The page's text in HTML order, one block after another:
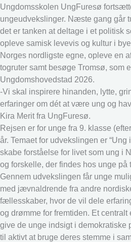
Ungdomsskolen UngFuresø
ungeudvekslinger. Næste gang går
det er tanken at deltage i et politisk
opleve samisk levevis og kultur i
Norges nordligste egne, opleve en
togruter samt besøge Tromsø, som
Ungdomshovedstad 2026.
-Vi skal inspirere hinanden, lytte,
erfaringer om dét at være ung og
Kira Merit fra UngFuresø.
Rejsen er for unge fra 9. klasse
år. Temaet for udvekslingen er “Ung
skabe forståelse for livet som ung i
og forskelle, der findes hos unge
Gennem udvekslingen får unge
med jævnaldrende fra andre
fællesskaber, hvor de vil dele
og drømme for fremtiden. Et
give de unge indsigt i demokratiske
til aktivt at bruge deres stemme i